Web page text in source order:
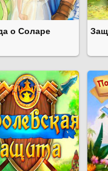
о Соларе